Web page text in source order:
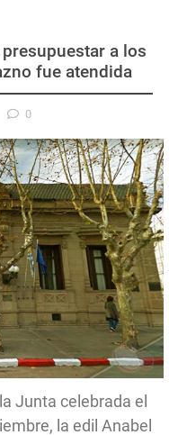
a los
fue atendida
0
Junta celebrada el
la edil Anabel